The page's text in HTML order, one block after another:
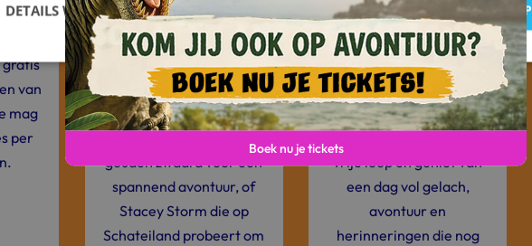
je
gratis
van
mag
per
Ahoy, stoere piraten! Dit
seizoen staan er twee
spectaculaire shows op
Schateiland op jullie te
wachten. Piraat
gouden zwaard voor een
spannend avontuur, of
Stacey Storm die op
Schateiland probeert om
Op Schateiland wordt
ieder kinderfeestje een
unieke belevenis! En dat
alles al vanaf slechts
€14,50 per kind! Laat de
vrije loop en geniet van
een dag vol gelach,
avontuur en
herinneringen die nog
Boek nu je tickets
ALLES
ALLES AFWIJZEN
DETAILS WEERGEVEN